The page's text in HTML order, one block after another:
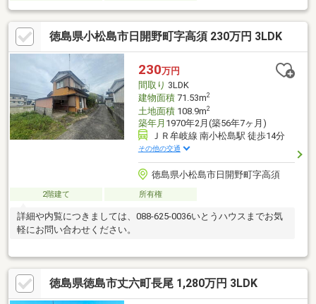
徳島県小松島市日開野町字高須 230万円 3LDK
230万円
間取り 3LDK
建物面積71.53m2
土地面積108.9m2
築年月 1970年2月(築56年7ヶ月)
ＪＲ牟岐線 南小松島駅 徒歩14分
その他の交通
徳島県小松島市日開野町字高須
2階建て 所有権
詳細や内覧につきましては、088-625-0036いとうハウスまでお気
軽にお問い合わせください。
徳島県徳島市丈六町長尾 1,280万円 3LDK